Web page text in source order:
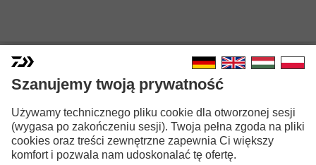
PRESSO IPRIMI ROD STAND
STOJAK NA WĘDKI
Szanujemy twoją prywatność
Używamy technicznego pliku cookie dla otworzonej sesji
(wygasa po zakończeniu sesji). Twoja pełna zgoda na pliki
cookies oraz treści zewnętrzne zapewnia Ci większy
komfort i pozwala nam udoskonalać tę ofertę.